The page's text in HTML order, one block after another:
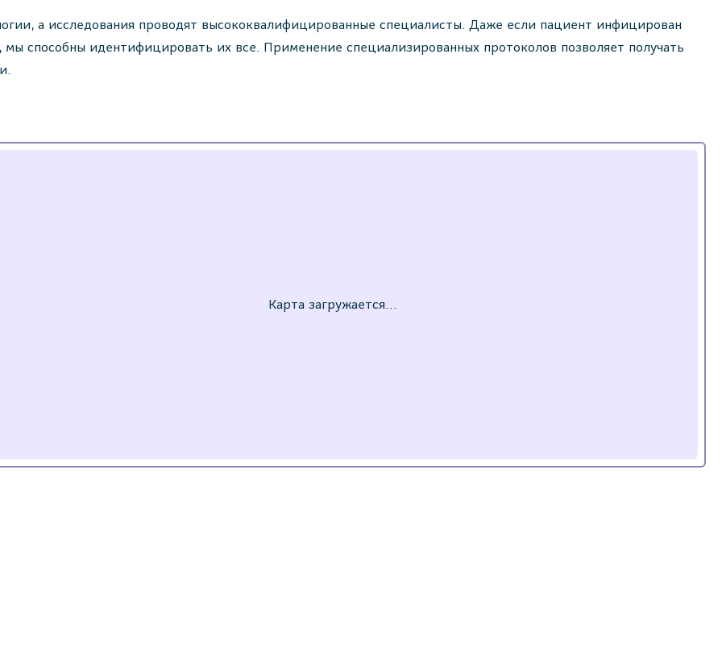
а исследования проводят высококвалифицированные специалисты. Даже если пациент инфицирован
способны идентифицировать их все. Применение специализированных протоколов позволяет получать